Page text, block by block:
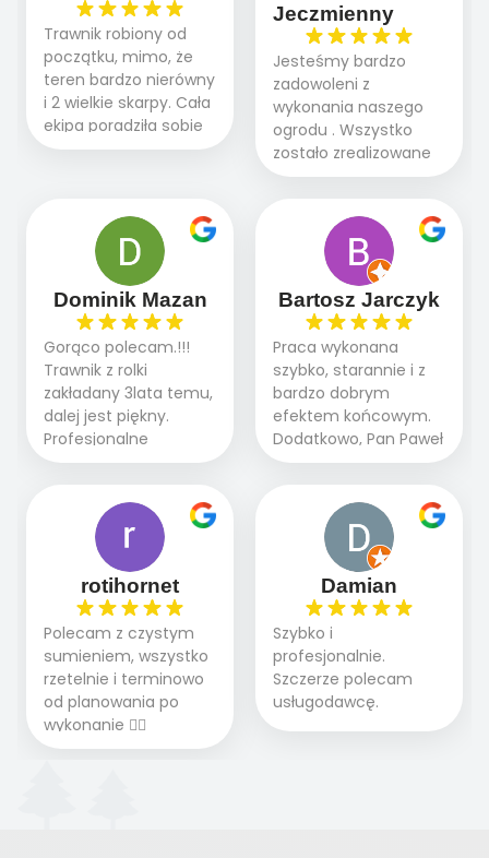
Trawnik robiony od
początku, mimo, że
teren bardzo nierówny
i 2 wielkie skarpy. Cała
ekipa poradziła sobie
WSPANIALE od
panowie wiedzą co
robią. Wszystko poszło
sprawnie i szybko.
Doradztwo w
pielęgnacji trawnika
teraz i na późniejszym
etapie jest dużym
plusem. Teraz razem
z dzieckiem i małym
pieskiem cieszymy się
pięknym trawnikiem :)
A trawa robi efekt
Jeczmienny
Jesteśmy bardzo
zadowoleni z
wykonania naszego
ogrodu . Wszystko
zostało zrealizowane
fachowo, rzetelnie i
oczekiwaniami. Prace
przebiegały sprawnie
dzięki temu,że firma
działa kompleksowo :
ogrodnictwo,nawodnienie,
brukarstwo.Efekt
końcowy przerósł
nasze oczekiwania.
Polecamy tę firmę
wszystkim , którzy
marzą o pięknym
Dominik Mazan
Gorąco polecam.!!!
Trawnik z rolki
zakładany 3lata temu,
dalej jest piękny.
Profesjonalne
podejście do pracy,
2 zlecenia na rolkę.
Polecam.
Bartosz Jarczyk
Praca wykonana
szybko, starannie i z
bardzo dobrym
efektem końcowym.
Dodatkowo, Pan Paweł
chętnie udziela porad
rotihornet
Polecam z czystym
sumieniem, wszystko
rzetelnie i terminowo
od planowania po
wykonanie 👍🏻
Damian
Szybko i
profesjonalnie.
Szczerze polecam
usługodawcę.